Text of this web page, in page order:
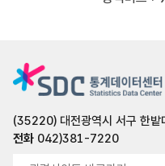
(35220) 대전광역시 서구 한
전화 042)381-7220